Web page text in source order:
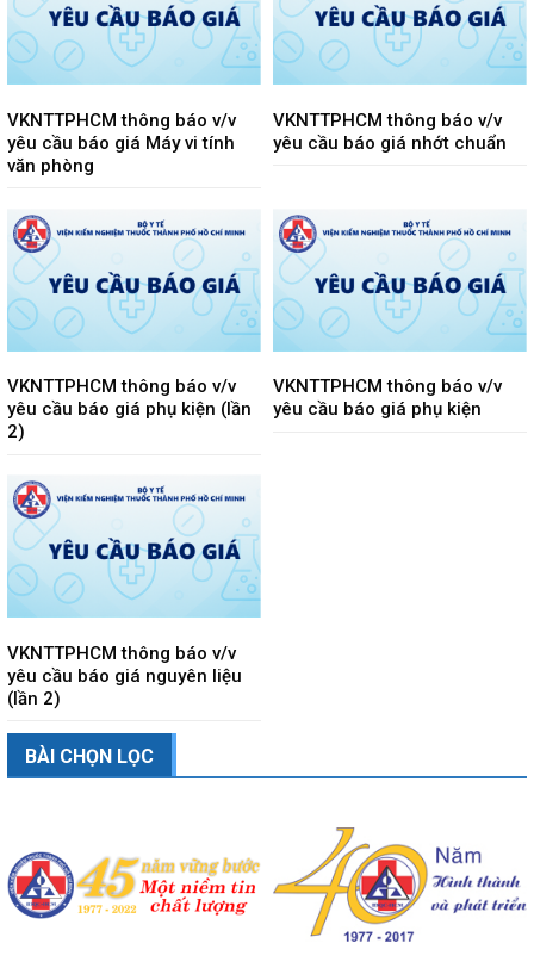
VKNTTPHCM thông báo v/v
yêu cầu báo giá Máy vi tính
văn phòng
VKNTTPHCM thông báo v/v
yêu cầu báo giá nhớt chuẩn
VKNTTPHCM thông báo v/v
yêu cầu báo giá phụ kiện (lần
2)
VKNTTPHCM thông báo v/v
yêu cầu báo giá phụ kiện
VKNTTPHCM thông báo v/v
yêu cầu báo giá nguyên liệu
(lần 2)
BÀI CHỌN LỌC